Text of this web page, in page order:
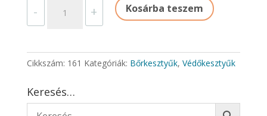
-
mennyiség
+ Kosárba teszem
Cikkszám: 161 Kategóriák: Bőrkesztyűk, Védőkesztyűk
Keresés…